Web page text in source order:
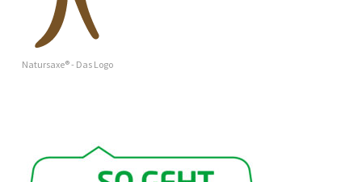
Natursaxe® - Das Logo